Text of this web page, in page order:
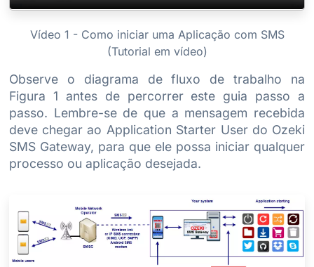
Vídeo 1 - Como iniciar uma Aplicação com SMS
(Tutorial em vídeo)
Observe o diagrama de fluxo de trabalho na
Figura 1 antes de percorrer este guia passo a
passo. Lembre-se de que a mensagem recebida
deve chegar ao Application Starter User do Ozeki
SMS Gateway, para que ele possa iniciar qualquer
processo ou aplicação desejada.